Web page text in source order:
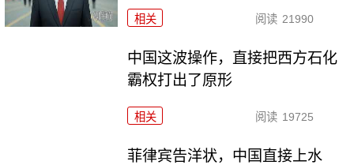
相关 阅读 21990
中国这波操作，直接把西方石化
霸权打出了原形
相关 阅读 19725
菲律宾告洋状，中国直接上水